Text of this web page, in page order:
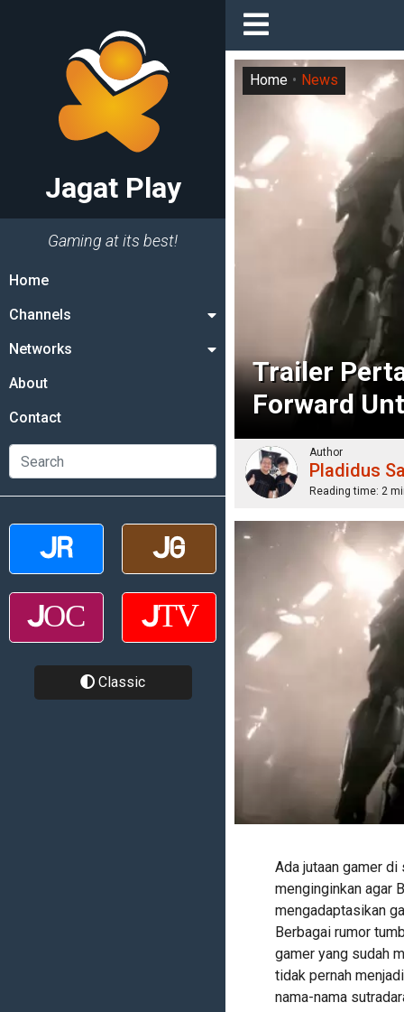
Jagat Play
Gaming at its best!
Home
Channels
Networks
About
Contact
Classic
Trailer
Forward
Home News
Author
Pladidus
Reading time: 2
Ada jutaan gamer
menginginkan agar
mengadaptasikan
Berbagai rumor
gamer yang sudah
tidak pernah
nama-nama